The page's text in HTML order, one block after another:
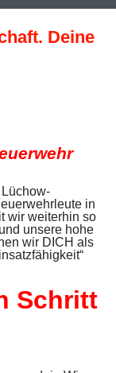
Deine
in
wir weiterhin so
unsere hohe
wir DICH als
Schritt